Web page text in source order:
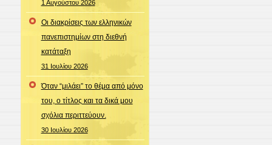
1 Αυγούστου 2026
Οι διακρίσεις των ελληνικών
πανεπιστημίων στη διεθνή
κατάταξη
31 Ιουλίου 2026
Όταν “μιλάει” το θέμα από μόνο
του, ο τίτλος και τα δικά μου
σχόλια περιττεύουν.
30 Ιουλίου 2026